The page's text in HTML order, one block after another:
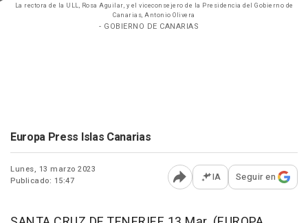
La rectora de la ULL, Rosa Aguilar, y el viceconsejero de la Presidencia del Gobierno de
Canarias, Antonio Olivera
- GOBIERNO DE CANARIAS
Europa Press Islas Canarias
Lunes, 13 marzo 2023
Publicado: 15:47
Abrir opciones para
IA Seguir en